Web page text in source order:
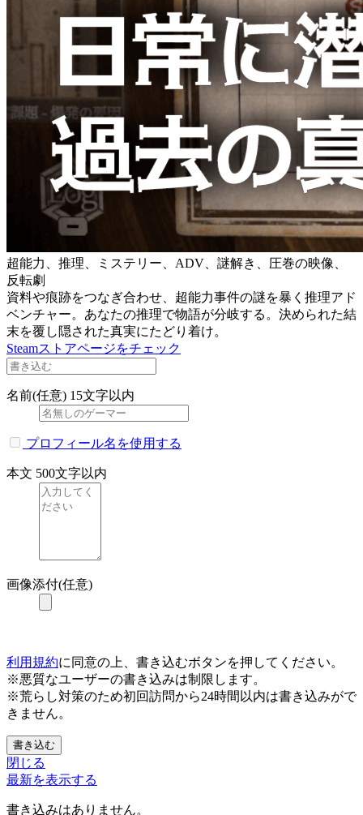
超能力、推理、ミステリー、ADV、謎解き、圧巻の映像、
反転劇
資料や痕跡をつなぎ合わせ、超能力事件の謎を暴く推理アド
ベンチャー。あなたの推理で物語が分岐する。決められた結
末を覆し隠された真実にたどり着け。
Steamストアページをチェック
名前(任意) 15文字以内
プロフィール名を使用する
本文 500文字以内
画像添付(任意)
利用規約に同意の上、書き込むボタンを押してください。
※悪質なユーザーの書き込みは制限します。
※荒らし対策のため初回訪問から24時間以内は書き込みがで
きません。
書き込む
閉じる
最新を表示する
書き込みはありません。